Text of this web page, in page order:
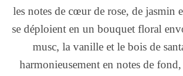
les notes de cœur de rose, de jasmin
se déploient en un bouquet floral
musc, la vanille et le bois de
harmonieusement en notes de